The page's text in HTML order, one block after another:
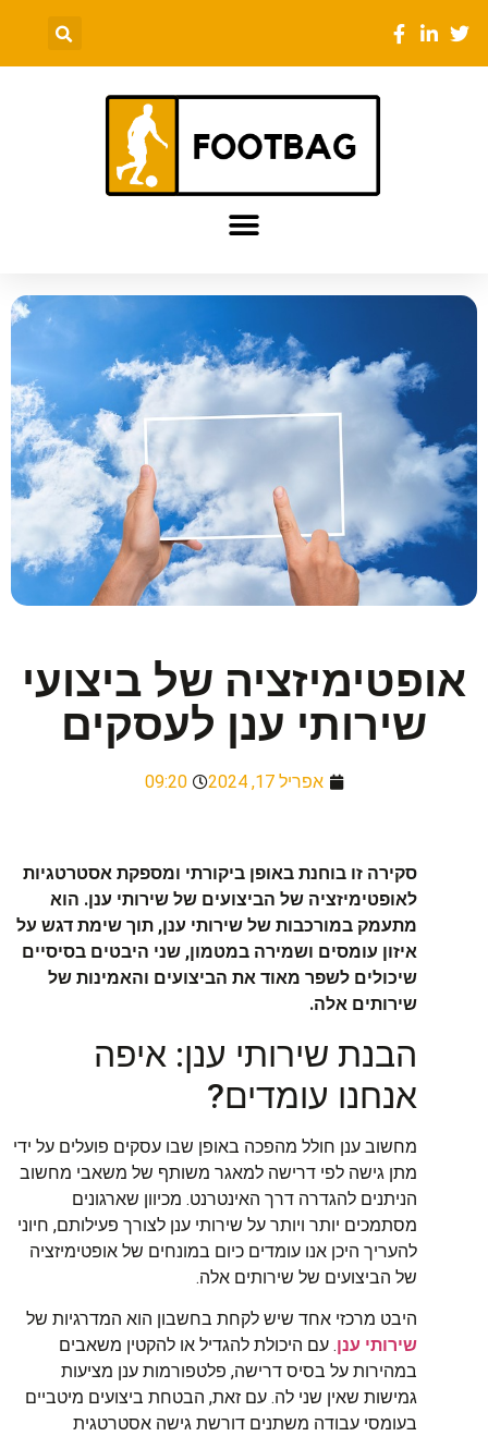
אופטימיזציה של ביצועי
שירותי ענן לעסקים
אפריל 17, 2024 09:20
סקירה זו בוחנת באופן ביקורתי ומספקת אסטרטגיות
לאופטימיזציה של הביצועים של שירותי ענן. הוא
מתעמק במורכבות של שירותי ענן, תוך שימת דגש על
איזון עומסים ושמירה במטמון, שני היבטים בסיסיים
שיכולים לשפר מאוד את הביצועים והאמינות של
שירותים אלה.
הבנת שירותי ענן: איפה
אנחנו עומדים?
מחשוב ענן חולל מהפכה באופן שבו עסקים פועלים על ידי
מתן גישה לפי דרישה למאגר משותף של משאבי מחשוב
הניתנים להגדרה דרך האינטרנט. מכיוון שארגונים
מסתמכים יותר ויותר על שירותי ענן לצורך פעילותם, חיוני
להעריך היכן אנו עומדים כיום במונחים של אופטימיזציה
של הביצועים של שירותים אלה.
היבט מרכזי אחד שיש לקחת בחשבון הוא המדרגיות של
שירותי ענן. עם היכולת להגדיל או להקטין משאבים
במהירות על בסיס דרישה, פלטפורמות ענן מציעות
גמישות שאין שני לה. עם זאת, הבטחת ביצועים מיטביים
בעומסי עבודה משתנים דורשת גישה אסטרטגית